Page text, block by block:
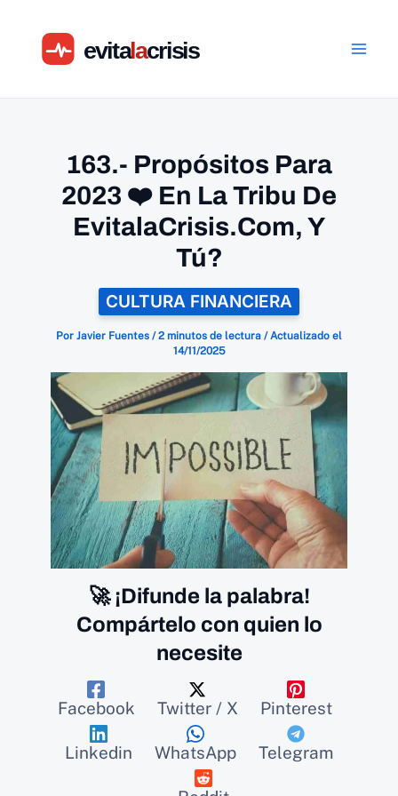
contenido
163.- Propósitos Para
2023 ❤️ En La Tribu De
EvitalaCrisis.Com, Y
Tú?
CULTURA FINANCIERA
Por Javier Fuentes /2 minutos de lectura /Actualizado el
14/11/2025
🚀 ¡Difunde la palabra!
Compártelo con quien lo
necesite
Facebook Twitter / X Pinterest
Linkedin WhatsApp Telegram